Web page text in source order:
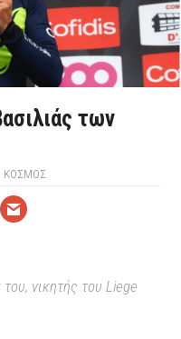
των
ΚΟΣΜΟΣ
νικητής του Liege